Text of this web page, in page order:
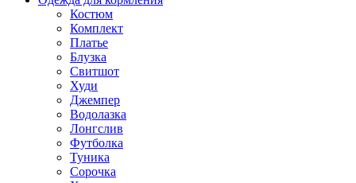
Костюм
Комплект
Платье
Блузка
Свитшот
Худи
Джемпер
Водолазка
Лонгслив
Футболка
Туника
Сорочка